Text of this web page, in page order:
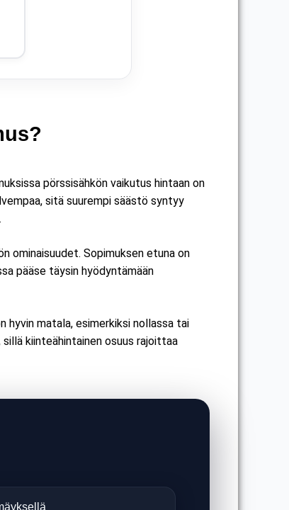
pörssisähkön vaikutus hintaan on
sitä suurempi säästö syntyy
ominaisuudet. Sopimuksen etuna on
pääse täysin hyödyntämään
hyvin matala, esimerkiksi nollassa tai
kiinteähintainen osuus rajoittaa